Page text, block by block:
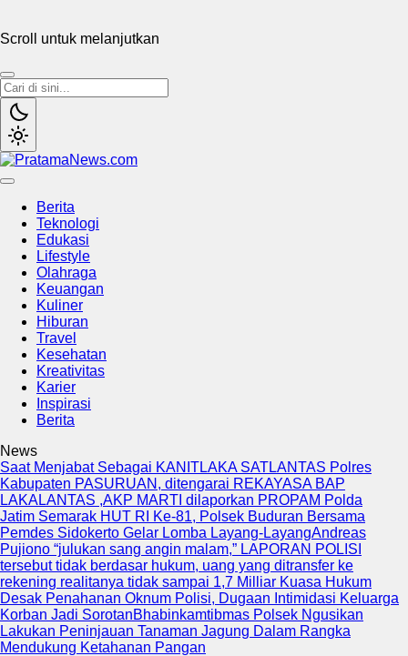
Scroll untuk melanjutkan
Berita
Teknologi
Edukasi
Lifestyle
Olahraga
Keuangan
Kuliner
Hiburan
Travel
Kesehatan
Kreativitas
Karier
Inspirasi
Berita
News
Saat Menjabat Sebagai KANITLAKA SATLANTAS Polres
Kabupaten PASURUAN, ditengarai REKAYASA BAP
LAKALANTAS ,AKP MARTI dilaporkan PROPAM Polda
Jatim Semarak HUT RI Ke-81, Polsek Buduran Bersama
Pemdes Sidokerto Gelar Lomba Layang-LayangAndreas
Pujiono “julukan sang angin malam,” LAPORAN POLISI
tersebut tidak berdasar hukum, uang yang ditransfer ke
rekening realitanya tidak sampai 1,7 Milliar Kuasa Hukum
Desak Penahanan Oknum Polisi, Dugaan Intimidasi Keluarga
Korban Jadi SorotanBhabinkamtibmas Polsek Ngusikan
Lakukan Peninjauan Tanaman Jagung Dalam Rangka
Mendukung Ketahanan Pangan